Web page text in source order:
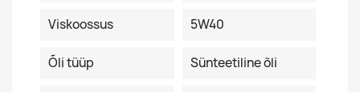
Viskoossus 5W40
Õli tüüp Sünteetiline õli